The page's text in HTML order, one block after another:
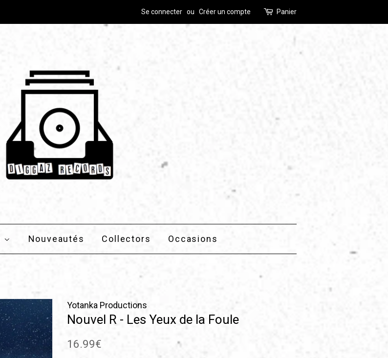
Se connecter ou Créer un compte Panier
Nouveautés Collectors Occasions
Yotanka Productions
Nouvel R - Les Yeux de la Foule
Prix
16.99€